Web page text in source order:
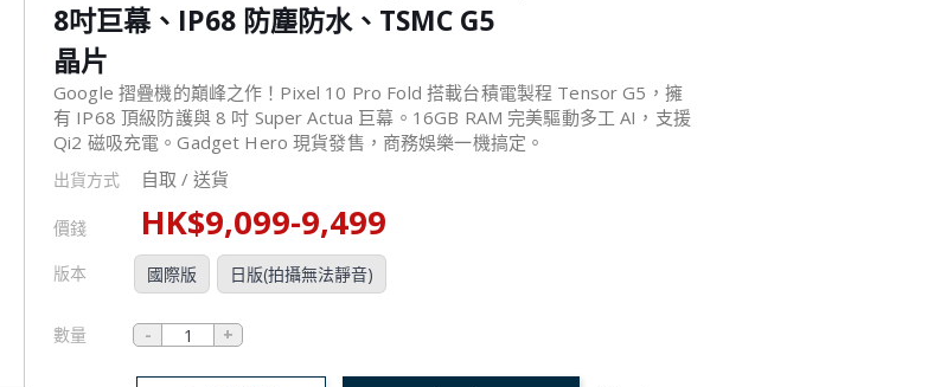
8吋巨幕、IP68 防塵防水、TSMC G5
晶片
Google 摺疊機的巔峰之作！Pixel 10 Pro Fold 搭載台積電製程 Tensor G5，擁
有 IP68 頂級防護與 8 吋 Super Actua 巨幕。16GB RAM 完美驅動多工 AI，支援
Qi2 磁吸充電。Gadget Hero 現貨發售，商務娛樂一機搞定。
出貨方式 自取 / 送貨
價錢 HK$9,099-9,499
版本 國際版 日版(拍攝無法靜音)
數量